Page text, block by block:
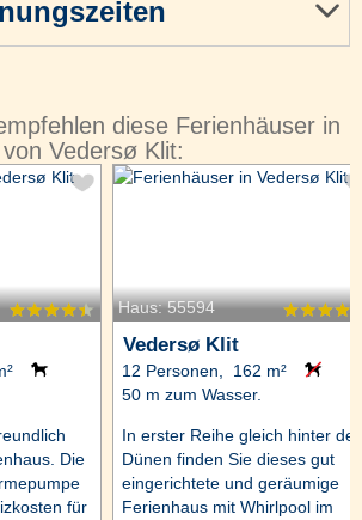
diese Ferienhäuser in
Vedersø Klit:
Die
für
Haus: 55594
Vedersø Klit
12 Personen, 162 m²
50 m zum Wasser.
In erster Reihe gleich hinter
Dünen finden Sie dieses gut
eingerichtete und geräumige
Ferienhaus mit Whirlpool im